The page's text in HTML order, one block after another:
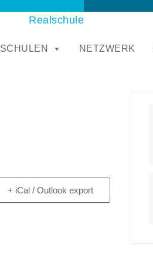
Realschule
SCHULEN NETZWERK
+ iCal / Outlook export